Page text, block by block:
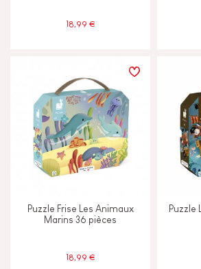
18,99 €
Puzzle Frise Les Animaux
Marins 36 pièces
18,99 €
Puzzle